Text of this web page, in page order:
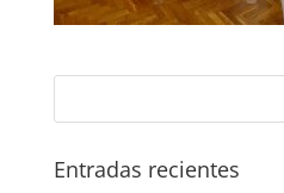
Entradas recientes